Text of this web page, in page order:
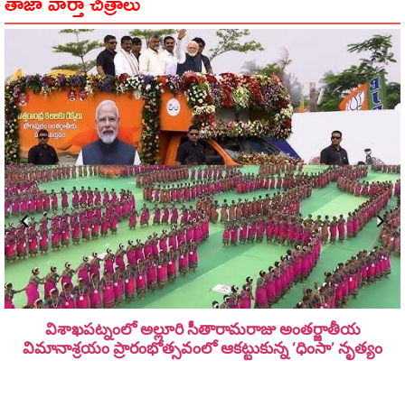
విశాఖపట్నంలో అల్లూరి సీతారామ‌రాజు అంత‌ర్జాతీయ
విమానాశ్ర‌యం ప్రారంభోత్సవంలో ఆకట్టుకున్న ‘ధింసా’ నృత్యం